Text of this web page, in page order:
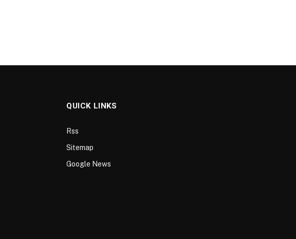
QUICK LINKS
Rss
Sitemap
Google News